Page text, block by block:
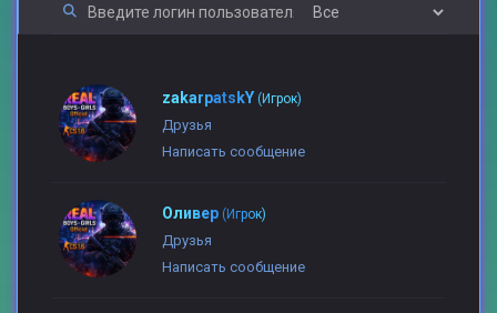
zakarpatskY (Игрок)
Друзья
Написать сообщение
Оливер (Игрок)
Друзья
Написать сообщение